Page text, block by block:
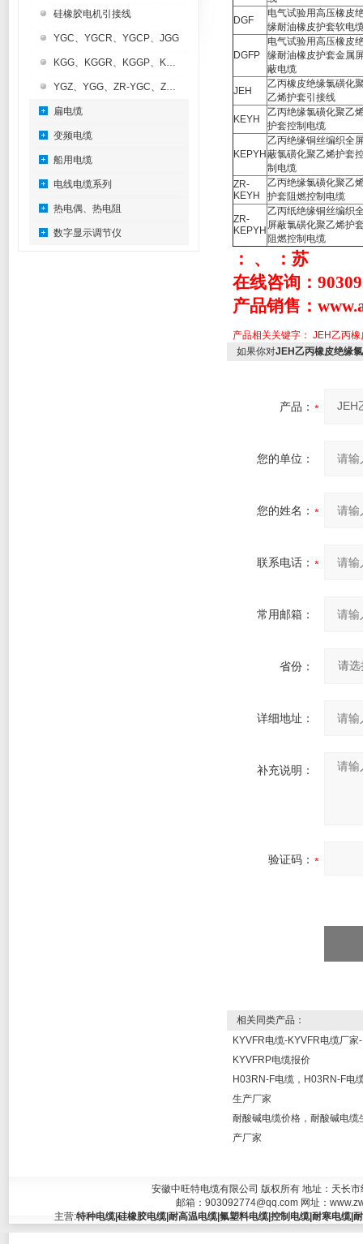
硅橡胶电机引接线
YGC、YGCR、YGCP、JGG
KGG、KGGR、KGGP、KGGRP
YGZ、YGG、ZR-YGC、ZR-KGG
扁电缆
变频电缆
船用电缆
电线电缆系列
热电偶、热电阻
数字显示调节仪
DGF
电气试验用高压橡皮
缘耐油橡皮护套软电
DGFP
电气试验用高压橡皮
缘耐油橡皮护套金属
蔽电缆
JEH
乙丙橡皮绝缘氯磺化
乙烯护套引接线
KEYH
乙丙绝缘氯磺化聚乙
护套控制电缆
KEPYH
乙丙绝缘铜丝编织全
蔽氯磺化聚乙烯护套
制电缆
ZR-
KEYH
乙丙绝缘氯磺化聚乙
护套阻燃控制电缆
ZR-
KEPYH
乙丙纸绝缘铜丝编织
屏蔽氯磺化聚乙烯护
阻燃控制电缆
： 、 ：苏
在线咨询：
产品销售：
产品相关关键字： JEH乙丙
如果你对JEH乙丙橡皮绝缘
产品：
您的单位：
您的姓名：
联系电话：
常用邮箱：
省份：
详细地址：
补充说明：
验证码：
相关同类产品：
KYVFR电缆-KYVFR电缆厂家-
KYVFRP电缆报价
H03RN-F电缆，H03RN-F电
生产厂家
耐酸碱电缆价格，耐酸碱电缆
产厂家
安徽中旺特电缆有限公司 版权所有 地址：天长
邮箱： 903092774@qq.com网址：
主营:特种电缆|硅橡胶电缆|耐高温电缆|氟塑料电缆|控制电缆|耐寒电缆|